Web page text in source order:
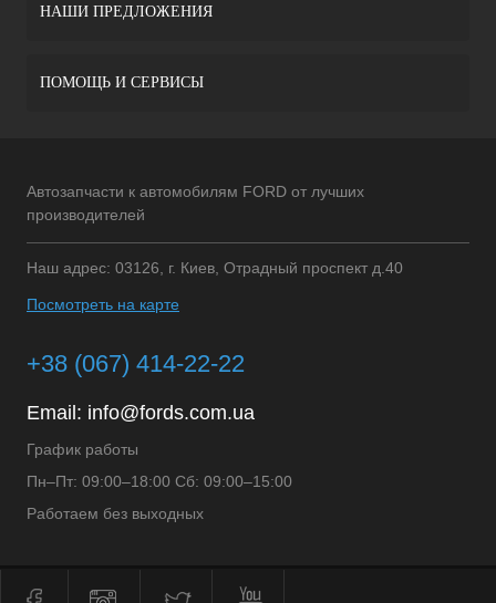
НАШИ ПРЕДЛОЖЕНИЯ
ПОМОЩЬ И СЕРВИСЫ
Автозапчасти к автомобилям FORD от лучших
производителей
Наш адрес: 03126, г. Киев, Отрадный проспект д.40
Посмотреть на карте
+38 (067) 414-22-22
Email: info@fords.com.ua
График работы
Пн–Пт: 09:00–18:00 Сб: 09:00–15:00
Работаем без выходных